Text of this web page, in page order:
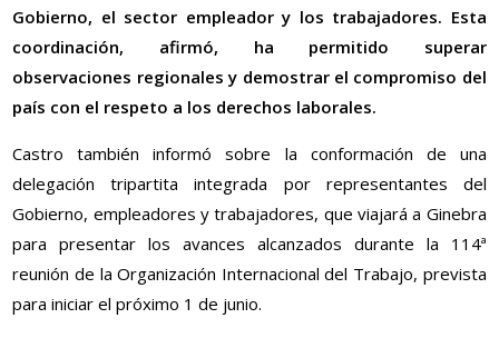
Gobierno, el sector empleador y los trabajadores. Esta
coordinación, afirmó, ha permitido superar
observaciones regionales y demostrar el compromiso del
país con el respeto a los derechos laborales.
Castro también informó sobre la conformación de una
delegación tripartita integrada por representantes del
Gobierno, empleadores y trabajadores, que viajará a Ginebra
para presentar los avances alcanzados durante la 114ª
reunión de la Organización Internacional del Trabajo, prevista
para iniciar el próximo 1 de junio.